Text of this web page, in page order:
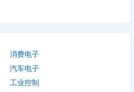
消费电子
汽车电子
工业控制